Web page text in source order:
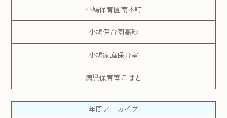
小鳩保育園南本町
小鳩保育園高砂
小鳩家庭保育室
病児保育室こばと
年間アーカイブ